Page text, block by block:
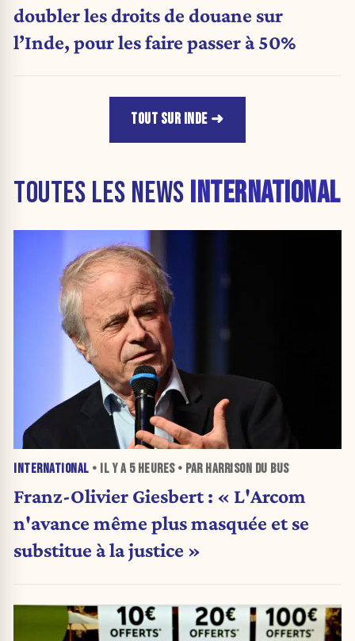
doubler les droits de douane sur
l’Inde, pour les faire passer à 50%
TOUT SUR INDE
TOUTES LES NEWS INTERNATIONAL
INTERNATIONAL • IL Y A 5 HEURES• PAR HARRISON DU BUS
Franz-Olivier Giesbert : « L'Arcom
n'avance même plus masquée et se
substitue à la justice »